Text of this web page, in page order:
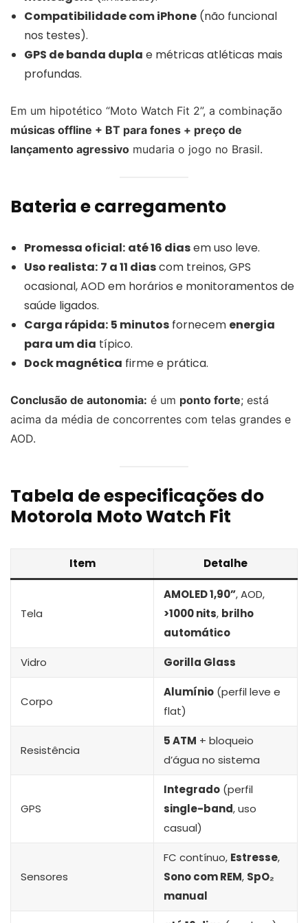
Compatibilidade com iPhone (não funcional
nos testes).
GPS de banda dupla e métricas atléticas mais
profundas.
Em um hipotético “Moto Watch Fit 2”, a combinação
músicas offline + BT para fones + preço de
lançamento agressivo mudaria o jogo no Brasil.
Bateria e carregamento
Promessa oficial: até 16 diasem uso leve.
Uso realista: 7 a 11 diascom treinos, GPS
ocasional, AOD em horários e monitoramentos de
saúde ligados.
Carga rápida: 5 minutos fornecem energia
para um dia típico.
Dock magnética firme e prática.
Conclusão de autonomia: é um ponto forte; está
acima da média de concorrentes com telas grandes e
AOD.
Tabela de especificações do
Motorola Moto Watch Fit
Item Detalhe
Tela
AMOLED 1,90”, AOD,
>1000 nits, brilho
automático
Vidro Gorilla Glass
Corpo
Alumínio (perfil leve e
flat)
Resistência
5 ATM + bloqueio
d’água no sistema
GPS
Integrado (perfil
single-band, uso
casual)
Sensores
FC contínuo, Estresse,
Sono com REM, SpO₂
manual